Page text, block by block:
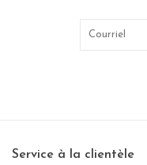
Service à la clientèle